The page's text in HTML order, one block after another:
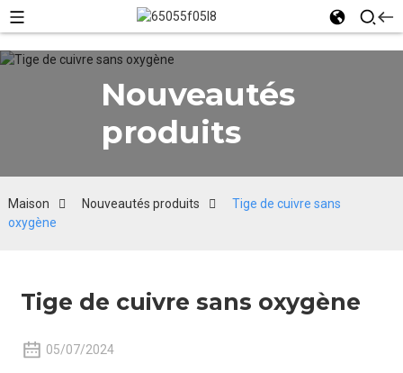
Nouveautés
produits
Maison Nouveautés produits
Tige de cuivre sans
oxygène
Tige de cuivre sans oxygène
05/07/2024